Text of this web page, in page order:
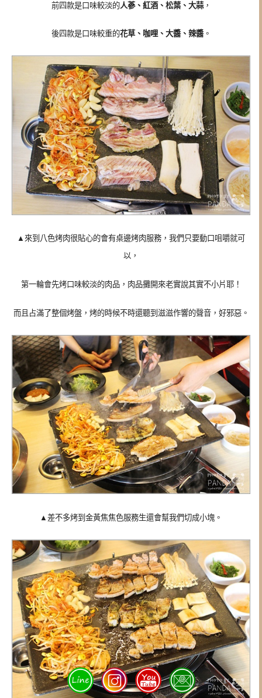
前四款是口味較淡的人蔘、紅酒、松葉、大蒜，
後四款是口味較重的花草、咖哩、大醬、辣醬。
▲來到八色烤肉很貼心的會有桌邊烤肉服務，我們只要動口咀嚼就可
以，
第一輪會先烤口味較淡的肉品，肉品攤開來老實說其實不小片耶！
而且占滿了整個烤盤，烤的時候不時還聽到滋滋作響的聲音，好邪惡。
▲差不多烤到金黃焦焦色服務生還會幫我們切成小塊。